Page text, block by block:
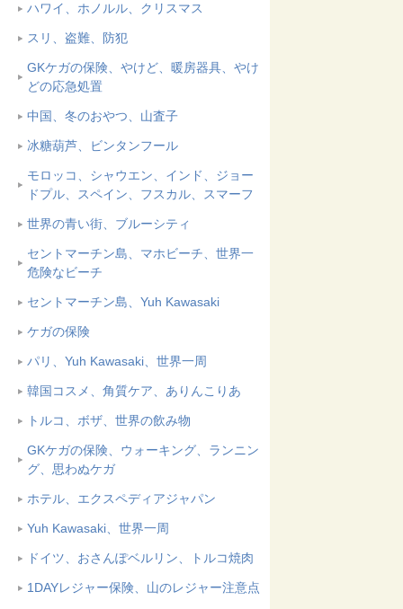
ハワイ、ホノルル、クリスマス
スリ、盗難、防犯
GKケガの保険、やけど、暖房器具、やけ
どの応急処置
中国、冬のおやつ、山査子
冰糖葫芦、ビンタンフール
モロッコ、シャウエン、インド、ジョー
ドプル、スペイン、フスカル、スマーフ
世界の青い街、ブルーシティ
セントマーチン島、マホビーチ、世界一
危険なビーチ
セントマーチン島、Yuh Kawasaki
ケガの保険
パリ、Yuh Kawasaki、世界一周
韓国コスメ、角質ケア、ありんこりあ
トルコ、ボザ、世界の飲み物
GKケガの保険、ウォーキング、ランニン
グ、思わぬケガ
ホテル、エクスペディアジャパン
Yuh Kawasaki、世界一周
ドイツ、おさんぽベルリン、トルコ焼肉
1DAYレジャー保険、山のレジャー注意点